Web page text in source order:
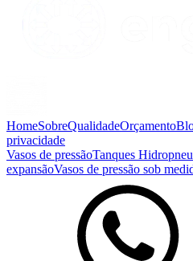
HomeSobreQualidadeOrçamento
privacidade
Vasos de pressãoTanques
expansãoVasos de pressão sob